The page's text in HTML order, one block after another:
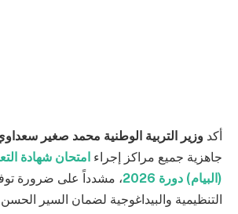
أكد وزير التربية الوطنية محمد صغير
جاهزية جميع مراكز إجراء امتحان شهادة
(البيام) دورة 2026
، مشدداً على ضرورة
التنظيمية والبيداغوجية لضمان السير الحسن